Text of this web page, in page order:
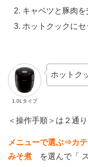
キャベツと豚肉を
ホットクックにセ
1.0Lタイプ
ホットク
＜操作手順＞は２通り
メニューで選ぶ⇒カ
みそ煮 を選んで「